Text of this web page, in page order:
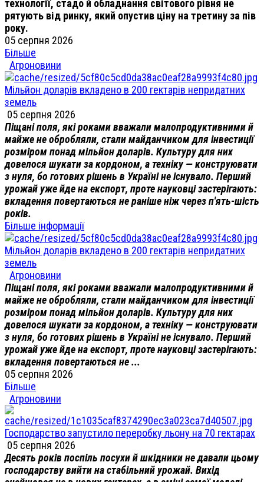
технології, стадо й обладнання світового рівня не
рятують від ринку, який опустив ціну на третину за пів
року.
05 серпня 2026
Більше
Агроновини
Мільйон доларів вкладено в 200 гектарів непридатних
земель
05 серпня 2026
Піщані поля, які роками вважали малопродуктивними й
майже не обробляли, стали майданчиком для інвестиції
розміром понад мільйон доларів. Культуру для них
довелося шукати за кордоном, а техніку — конструювати
з нуля, бо готових рішень в Україні не існувало. Перший
урожай уже йде на експорт, проте науковці застерігають:
вкладення повертаються не раніше ніж через п'ять-шість
років.
Більше інформації
Мільйон доларів вкладено в 200 гектарів непридатних
земель
Агроновини
Піщані поля, які роками вважали малопродуктивними й
майже не обробляли, стали майданчиком для інвестиції
розміром понад мільйон доларів. Культуру для них
довелося шукати за кордоном, а техніку — конструювати
з нуля, бо готових рішень в Україні не існувало. Перший
урожай уже йде на експорт, проте науковці застерігають:
вкладення повертаються не ...
05 серпня 2026
Більше
Агроновини
Господарство запустило переробку льону на 70 гектарах
05 серпня 2026
Десять років поспіль посухи й шкідники не давали цьому
господарству вийти на стабільний урожай. Вихід